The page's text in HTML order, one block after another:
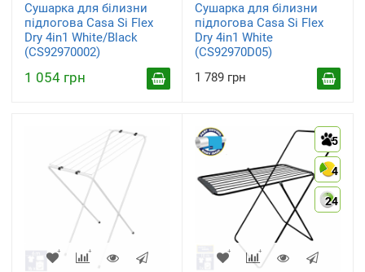
Сушарка для білизни
підлогова Casa Si Flex
Dry 4in1 White/Black
(CS92970002)
1 054 грн
Сушарка для білизни
підлогова Casa Si Flex
Dry 4in1 White
(CS92970D05)
1 789 грн
5
4
24